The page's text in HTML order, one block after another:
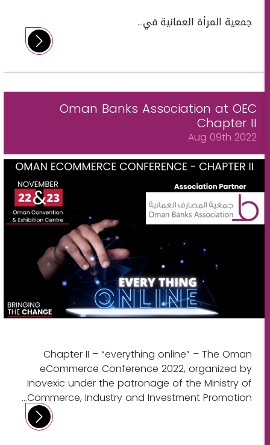
جمعية المرأة العمانية في...
Oman Banks Association at OEC
Chapter II
Aug 09th 2022
Chapter II – “everything online” – The Oman
eCommerce Conference 2022, organized by
Inovexic under the patronage of the Ministry of
Commerce, Industry and Investment Promotion...